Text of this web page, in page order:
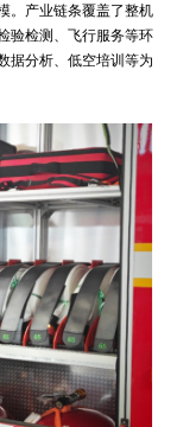
。产业链条覆盖了整机
验检测、飞行服务等环
据分析、低空培训等为